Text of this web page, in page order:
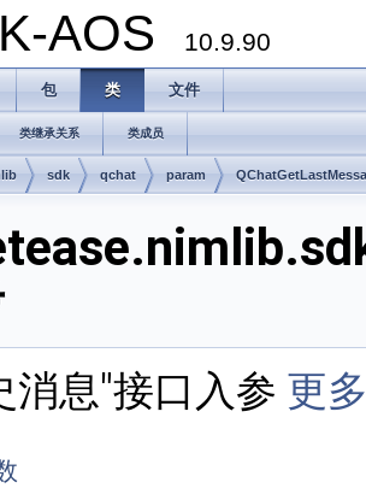
AOS 10.9.90
包 类 文件
类继承关系 类成员
sdk qchat param
消息"接口入参 更